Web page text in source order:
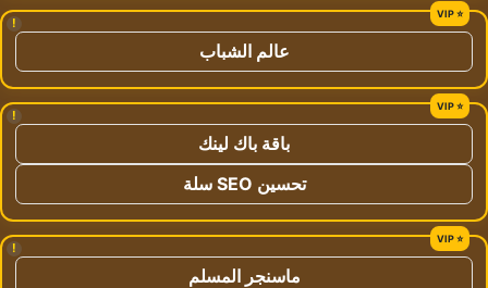
!
عالم الشباب
!
باقة باك لينك
تحسين SEO سلة
!
ماسنجر المسلم